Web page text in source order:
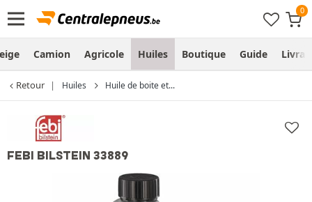
Camion Agricole Huiles Boutique Guide
Retour Huiles Huile de boite et...
FEBI BILSTEIN 33889